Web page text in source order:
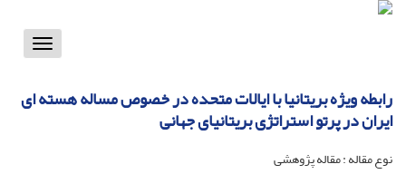
Toggle
رابطه ویژه بریتانیا با ایالات متحده در خصوص مساله هسته ای
ایران در پرتو استراتژی بریتانیای جهانی
نوع مقاله : مقاله پژوهشی